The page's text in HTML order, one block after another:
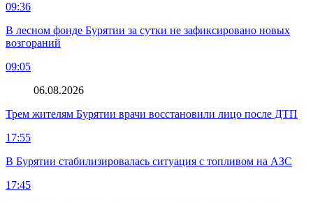
09:36
В лесном фонде Бурятии за сутки не зафиксировано новых
возгораний
09:05
06.08.2026
Трем жителям Бурятии врачи восстановили лицо после ДТП
17:55
В Бурятии стабилизировалась ситуация с топливом на АЗС
17:45